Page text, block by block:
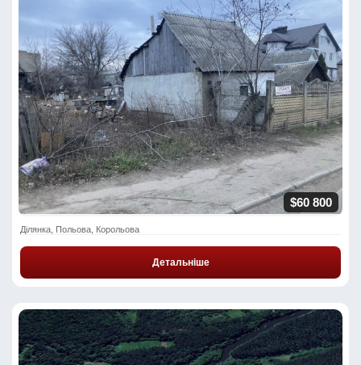
$60 800
Ділянка, Польова, Корольова
Детальніше